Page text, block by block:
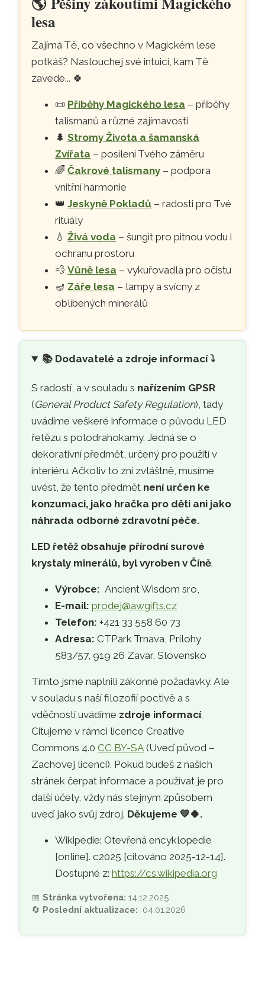
lesa
Zajímá Tě, co všechno v Magickém lese
potkáš? Naslouchej své intuici, kam Tě
zavede... 🍀
📜 Příběhy Magického lesa – příběhy
talismanů a různé zajímavosti
🌲Stromy Života a šamanská
Zvířata – posílení Tvého záměru
🌈Čakrové talismany – podpora
vnitřní harmonie
👑Jeskyně Pokladů – radosti pro Tvé
rituály
💧Živá voda – šungit pro pitnou vodu i
ochranu prostoru
💨Vůně lesa – vykuřovadla pro očistu
🪔 Záře lesa – lampy a svícny z
oblíbených minerálů
📚 Dodavatelé a zdroje informací ⤵️
S radostí, a v souladu s nařízením GPSR
(General Product Safety Regulation), tady
uvádíme veškeré informace o původu LED
řetězu s polodrahokamy. Jedná se o
dekorativní předmět, určený pro použití v
interiéru. Ačkoliv to zní zvláštně, musíme
uvést, že tento předmět není určen ke
konzumaci, jako hračka pro děti ani jako
náhrada odborné zdravotní péče.
LED řetěž obsahuje přírodní surové
krystaly minerálů, byl vyroben v Číně.
Výrobce:Ancient Wisdom sro,
E-mail:prodej@awgifts.cz
Telefon:+421 33 558 60 73
Adresa:CTPark Trnava, Prílohy
583/57, 919 26 Zavar, Slovensko
Tímto jsme naplnili zákonné požadavky. Ale
v souladu s naší filozofií poctivě a s
vděčností uvádíme zdroje informací.
Citujeme v rámci licence Creative
Commons 4.0CC BY-SA (Uveď původ –
Zachovej licenci). Pokud budeš z našich
stránek čerpat informace a používat je pro
další účely, vždy nás stejným způsobem
uveď jako svůj zdroj. Děkujeme 💚🍀.
Wikipedie: Otevřená encyklopedie
[online]. c2025 [citováno 2025-12-14].
Dostupné z:https://cs.wikipedia.org
📅Stránka vytvořena: 14.12.2025
🔄 Poslední aktualizace: 04.01.2026